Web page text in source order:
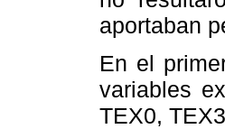
aportaban
En el
variables
TEX0,